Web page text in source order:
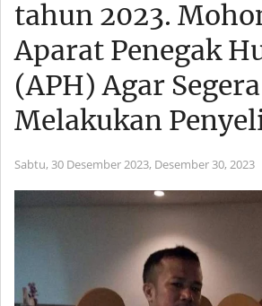
tahun 2023.
Aparat Penegak
(APH) Agar Segera
Melakukan
Sabtu, 30 Desember 2023, Desember 30, 2023